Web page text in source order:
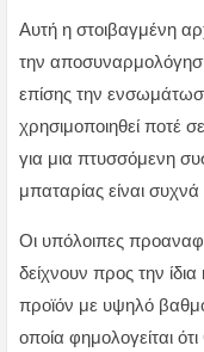
Αυτή η στοιβαγμένη
την
επίσης την
χρησιμοποιηθεί ποτέ
για μια πτυσσόμενη
μπαταρίας είναι
Οι υπόλοιπες
δείχνουν προς την
προϊόν με υψηλό
οποία φημολογείται